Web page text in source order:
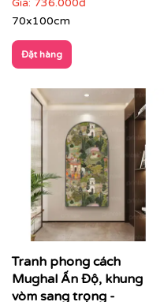
Phòng ngủ
: chọn
gam màu dịu để
Giá: 736.000đ
70x100cm
Đặt hàng
Tranh phong cách
Mughal Ấn Độ, khung
vòm sang trọng -